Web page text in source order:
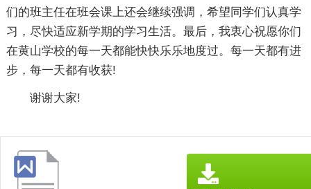
们的班主任在班会课上还会继续强调，希望同学们认真学
习，尽快适应新学期的学习生活。最后，我衷心祝愿你们
在黄山学校的每一天都能快快乐乐地度过。每一天都有进
步，每一天都有收获!
谢谢大家!